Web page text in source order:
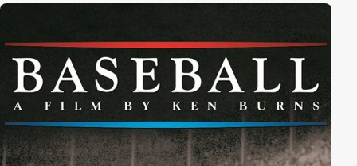
aus und führt dazu, dass der junge Politiker ins
Proteste beinahe die Stadt entzweien. Mary Dorman
(Catherine Keener) ist eine Hauseigentümerin der
Stadt, die sich ebenfalls Gedanken darüber macht, wo
die Sozialwohnungen am besten zu bauen sind.